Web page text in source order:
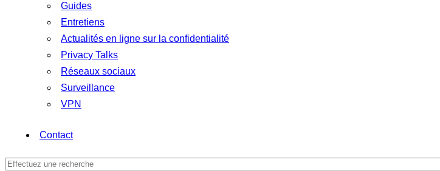
Guides
Entretiens
Actualités en ligne sur la confidentialité
Privacy Talks
Réseaux sociaux
Surveillance
VPN
Contact